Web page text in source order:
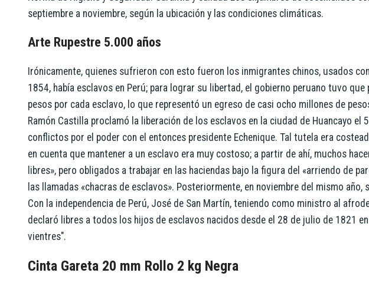
septiembre a noviembre, según la ubicación y las condiciones climáticas.
Arte Rupestre 5.000 años
Irónicamente, quienes sufrieron con esto fueron los inmigrantes chinos, usados
1854, había esclavos en Perú; para lograr su libertad, el gobierno peruano tuvo
pesos por cada esclavo, lo que representó un egreso de casi ocho millones de
Ramón Castilla proclamó la liberación de los esclavos en la ciudad de Huancayo
conflictos por el poder con el entonces presidente Echenique. Tal tutela era
en cuenta que mantener a un esclavo era muy costoso; a partir de ahí, muchos
libres», pero obligados a trabajar en las haciendas bajo la figura del «arriendo de
las llamadas «chacras de esclavos».​ Posteriormente, en noviembre del mismo
Con la independencia de Perú, José de San Martín, teniendo como ministro al
declaró libres a todos los hijos de esclavos nacidos desde el 28 de julio de 1821
vientres".
Cinta Gareta 20 mm Rollo 2 kg Negra